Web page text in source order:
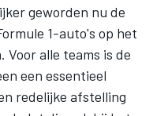
geworden nu de
1-auto's op het
alle teams is de
een essentieel
redelijke afstelling